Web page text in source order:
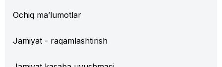
Ochiq ma’lumotlar
Jamiyat - raqamlashtirish